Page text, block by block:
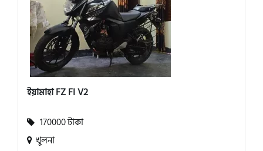
ইয়ামাহা FZ FI V2
170000 টাকা
খুলনা